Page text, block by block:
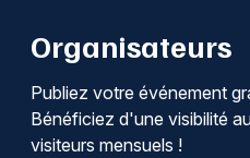
Organisateurs
Publiez votre événement
Bénéficiez d'une visibilité
visiteurs mensuels !